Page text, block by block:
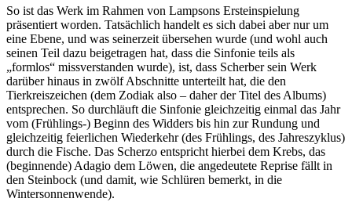
So ist das Werk im Rahmen von Lampsons Ersteinspielung
präsentiert worden. Tatsächlich handelt es sich dabei aber nur um
eine Ebene, und was seinerzeit übersehen wurde (und wohl auch
seinen Teil dazu beigetragen hat, dass die Sinfonie teils als
„formlos“ missverstanden wurde), ist, dass Scherber sein Werk
darüber hinaus in zwölf Abschnitte unterteilt hat, die den
Tierkreiszeichen (dem Zodiak also – daher der Titel des Albums)
entsprechen. So durchläuft die Sinfonie gleichzeitig einmal das Jahr
vom (Frühlings-) Beginn des Widders bis hin zur Rundung und
gleichzeitig feierlichen Wiederkehr (des Frühlings, des Jahreszyklus)
durch die Fische. Das Scherzo entspricht hierbei dem Krebs, das
(beginnende) Adagio dem Löwen, die angedeutete Reprise fällt in
den Steinbock (und damit, wie Schlüren bemerkt, in die
Wintersonnenwende).